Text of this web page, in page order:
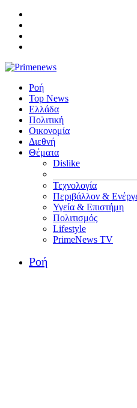
Ροή
Top News
Ελλάδα
Πολιτική
Οικονομία
Διεθνή
Θέματα
Dislike
Τεχνολογία
Περιβάλλον &
Υγεία & Επιστήμη
Πολιτισμός
Lifestyle
PrimeNews TV
Ροή